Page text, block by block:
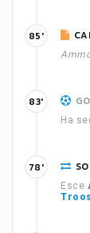
85'
Ha
83'
Esce
78'